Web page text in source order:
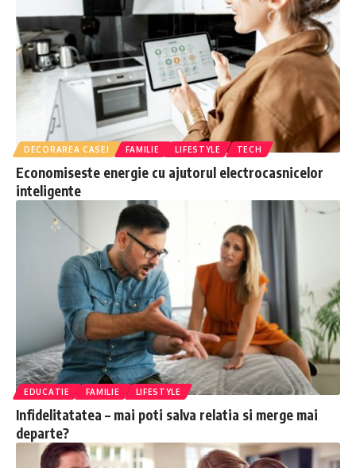
DECORAREA CASEI FAMILIE LIFESTYLE TECH
Economiseste energie cu ajutorul electrocasnicelor
inteligente
EDUCATIE FAMILIE LIFESTYLE
Infidelitatatea – mai poti salva relatia si merge mai
departe?